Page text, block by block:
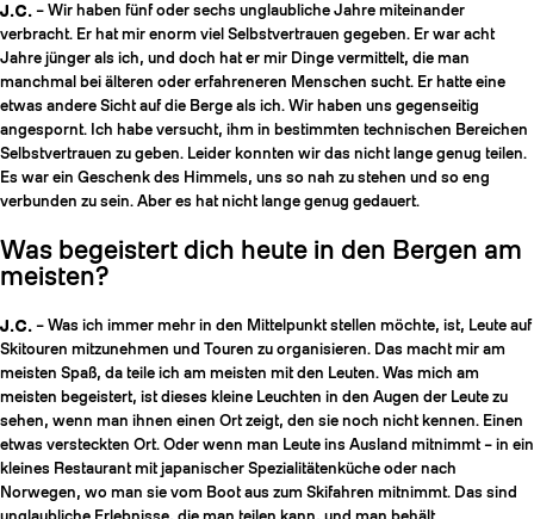
J.C. – Wir haben fünf oder sechs unglaubliche Jahre miteinander
verbracht. Er hat mir enorm viel Selbstvertrauen gegeben. Er war acht
Jahre jünger als ich, und doch hat er mir Dinge vermittelt, die man
manchmal bei älteren oder erfahreneren Menschen sucht. Er hatte eine
etwas andere Sicht auf die Berge als ich. Wir haben uns gegenseitig
angespornt. Ich habe versucht, ihm in bestimmten technischen Bereichen
Selbstvertrauen zu geben. Leider konnten wir das nicht lange genug teilen.
Es war ein Geschenk des Himmels, uns so nah zu stehen und so eng
verbunden zu sein. Aber es hat nicht lange genug gedauert.
Was begeistert dich heute in den Bergen am
meisten?
J.C. – Was ich immer mehr in den Mittelpunkt stellen möchte, ist, Leute auf
Skitouren mitzunehmen und Touren zu organisieren. Das macht mir am
meisten Spaß, da teile ich am meisten mit den Leuten. Was mich am
meisten begeistert, ist dieses kleine Leuchten in den Augen der Leute zu
sehen, wenn man ihnen einen Ort zeigt, den sie noch nicht kennen. Einen
etwas versteckten Ort. Oder wenn man Leute ins Ausland mitnimmt – in ein
kleines Restaurant mit japanischer Spezialitätenküche oder nach
Norwegen, wo man sie vom Boot aus zum Skifahren mitnimmt. Das sind